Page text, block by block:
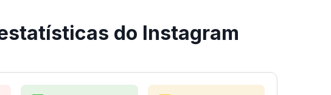
do Instagram